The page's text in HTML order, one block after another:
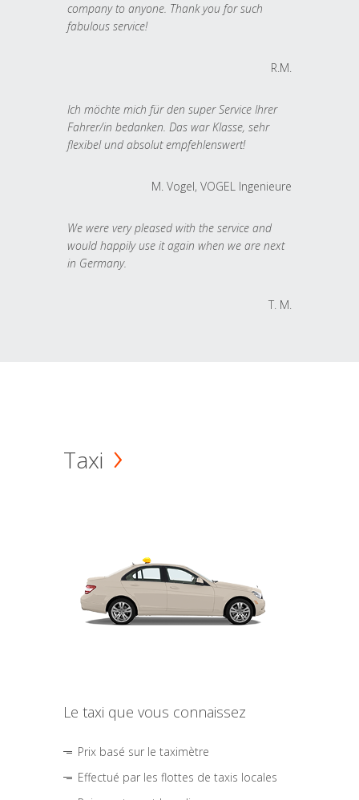
company to anyone. Thank you for such
fabulous service!
R.M.
Ich möchte mich für den super Service Ihrer
Fahrer/in bedanken. Das war Klasse, sehr
flexibel und absolut empfehlenswert!
M. Vogel, VOGEL Ingenieure
We were very pleased with the service and
would happily use it again when we are next
in Germany.
T. M.
Taxi
Le taxi que vous connaissez
Prix basé sur le taximètre
Effectué par les flottes de taxis locales